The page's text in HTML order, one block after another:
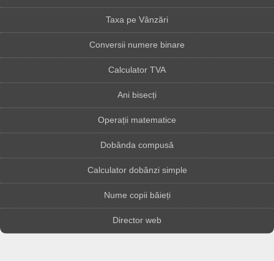
Taxa pe Vânzări
Conversii numere binare
Calculator TVA
Ani bisecți
Operații matematice
Dobânda compusă
Calculator dobânzi simple
Nume copii băieți
Director web